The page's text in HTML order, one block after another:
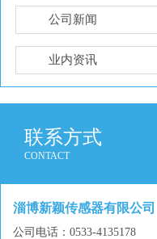
公司新闻
业内资讯
联系方式
CONTACT
淄博新颖传感器有限公司
公司电话：0533-4135178